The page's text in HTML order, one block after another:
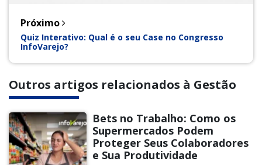
Próximo
Quiz Interativo: Qual é o seu Case no Congresso
InfoVarejo?
Outros artigos relacionados à Gestão
Bets no Trabalho: Como os
Supermercados Podem
Proteger Seus Colaboradores
e Sua Produtividade